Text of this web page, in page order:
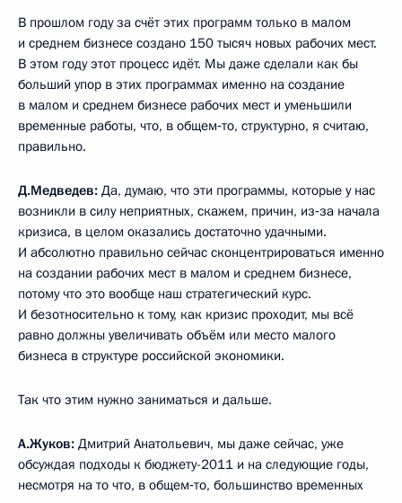
В прошлом году за счёт этих программ только в малом
и среднем бизнесе создано 150 тысяч новых рабочих мест.
В этом году этот процесс идёт. Мы даже сделали как бы
больший упор в этих программах именно на создание
в малом и среднем бизнесе рабочих мест и уменьшили
временные работы, что, в общем‑то, структурно, я считаю,
правильно.
Д.Медведев: Да, думаю, что эти программы, которые у нас
возникли в силу неприятных, скажем, причин, из‑за начала
кризиса, в целом оказались достаточно удачными.
И абсолютно правильно сейчас сконцентрироваться именно
на создании рабочих мест в малом и среднем бизнесе,
потому что это вообще наш стратегический курс.
И безотносительно к тому, как кризис проходит, мы всё
равно должны увеличивать объём или место малого
бизнеса в структуре российской экономики.
Так что этим нужно заниматься и дальше.
А.Жуков: Дмитрий Анатольевич, мы даже сейчас, уже
обсуждая подходы к бюджету-2011 и на следующие годы,
несмотря на то что, в общем‑то, большинство временных